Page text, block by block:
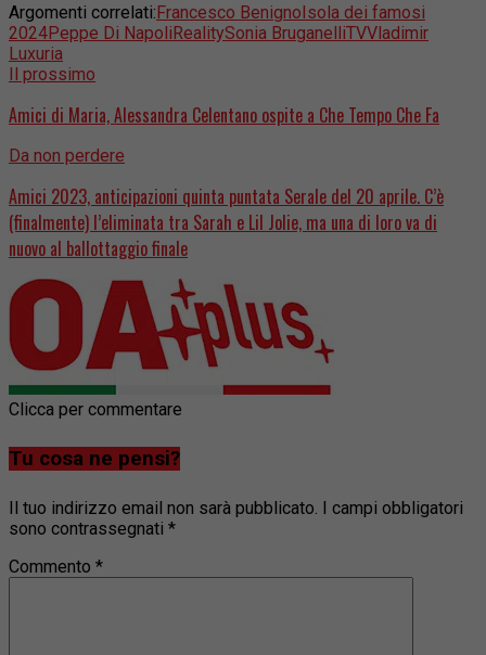
Argomenti correlati:Francesco BenignoIsola dei famosi
2024Peppe Di NapoliRealitySonia BruganelliTVVladimir
Luxuria
Il prossimo
Amici di Maria, Alessandra Celentano ospite a Che Tempo Che Fa
Da non perdere
Amici 2023, anticipazioni quinta puntata Serale del 20 aprile. C’è
(finalmente) l’eliminata tra Sarah e Lil Jolie, ma una di loro va di
nuovo al ballottaggio finale
Clicca per commentare
Tu cosa ne pensi?
Il tuo indirizzo email non sarà pubblicato. I campi obbligatori
sono contrassegnati *
Commento *